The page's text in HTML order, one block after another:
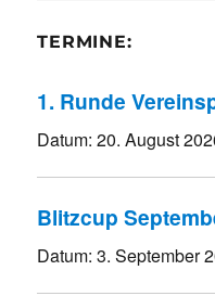
TERMINE:
1. Runde
Datum:20. August
Blitzcup
Datum:3. September